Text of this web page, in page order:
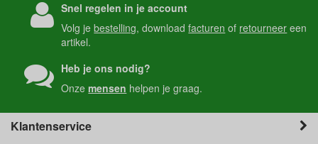
Snel regelen in je account
Volg jebestelling, downloadfacturen of retourneer een
artikel.
Heb je ons nodig?
Onzemensen helpen je graag.
Klantenservice